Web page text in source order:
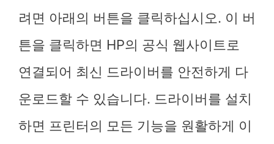
려면 아래의 버튼을 클릭하십시오. 이 버
튼을 클릭하면 HP의 공식 웹사이트로
연결되어 최신 드라이버를 안전하게 다
운로드할 수 있습니다. 드라이버를 설치
하면 프린터의 모든 기능을 원활하게 이